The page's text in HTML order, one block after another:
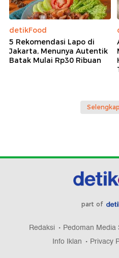
detikFood
5 Rekomendasi Lapo di
Jakarta, Menunya Autentik
Batak Mulai Rp30 Ribuan
part of
Redaksi Pedoman Media
Info Iklan
Privacy